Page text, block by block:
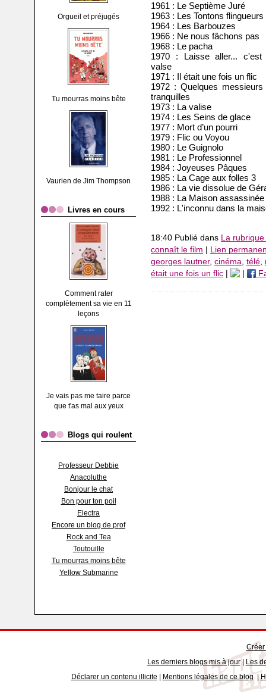
Orgueil et préjugés
Tu mourras moins bête
Vaurien de Jim Thompson
Livres en cours
Comment rater
complètement sa vie en 11
leçons
Je vais pas me taire parce
que t'as mal aux yeux
Blogs qui roulent
Professeur Debbie
Anacoluthe
Bonjour le chat
Bon pour ton poil
Electra
Encore un blog de prof
Rock and Tea
Toutouille
Tu mourras moins bête
Yellow Submarine
1961 : Le Septième Juré
1963 : Les Tontons flingueurs
1964 : Les Barbouzes
1966 : Ne nous fâchons pas
1968 : Le pacha
1970 : Laisse aller... c'est
valse
1971 : Il était une fois un flic
1972 : Quelques messieurs
tranquilles
1973 : La valise
1974 : Les Seins de glace
1977 : Mort d’un pourri
1979 : Flic ou Voyou
1980 : Le Guignolo
1981 : Le Professionnel
1984 : Joyeuses Pâques
1985 : La Cage aux folles 3
1986 : La vie dissolue de
1988 : La Maison assassinée
1992 : L'inconnu dans la
18:40 Publié dans La
connaît le film
Lien
georges lautner, cinéma, télé,
était une fois un flic
Les derniers blogs mis à jour| Les
Déclarer un contenu illicite
Mentions légales de ce blog|